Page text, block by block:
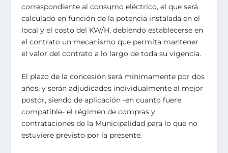
correspondiente al consumo eléctrico, el que será
calculado en función de la potencia instalada en el
local y el costo del KW/H, debiendo establecerse en
el contrato un mecanismo que permita mantener
el valor del contrato a lo largo de toda su vigencia.
El plazo de la concesión será mínimamente por dos
años, y serán adjudicados individualmente al mejor
postor, siendo de aplicación -en cuanto fuere
compatible- el régimen de compras y
contrataciones de la Municipalidad para lo que no
estuviere previsto por la presente.